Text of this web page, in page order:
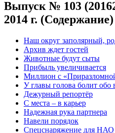
Выпуск № 103
2014 г. (Содержание)
Наш округ заполярный,
Архив ждет гостей
Животные будут сыты
Прибыль увеличивается
Миллион с
У главы голова болит обо
Дежурный репортёр
С места – в карьер
Надежная рука партнера
Навели порядок
Спецснаряжение для НАО